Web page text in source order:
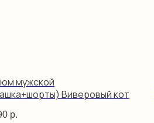
мужской
Виверовый кот
р.